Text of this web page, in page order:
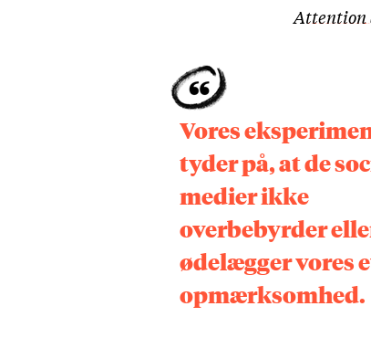
Attention
Vores
tyder på, at de
medier ikke
overbebyrder
ødelægger vores
opmærksomhed.